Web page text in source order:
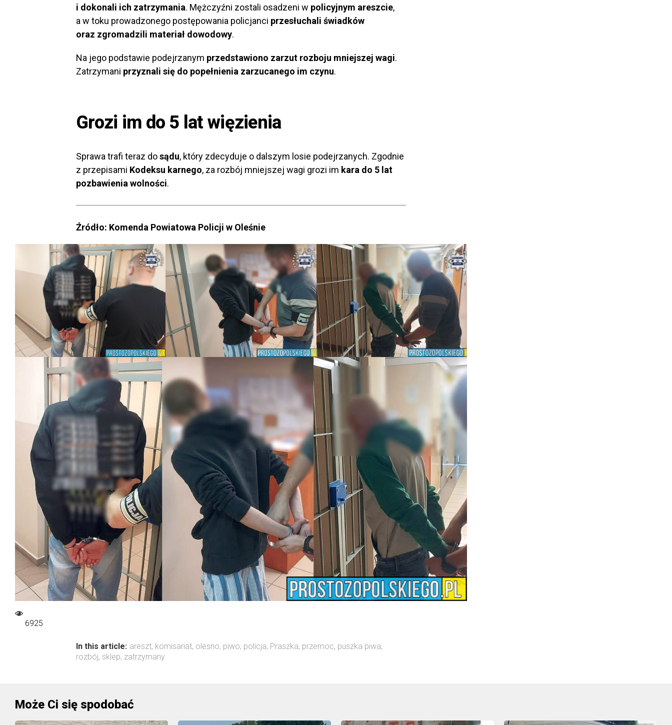
i dokonali ich zatrzymania. Mężczyźni zostali osadzeni w policyjnym areszcie,
a w toku prowadzonego postępowania policjanci przesłuchali świadków
oraz zgromadzili materiał dowodowy.
Na jego podstawie podejrzanym przedstawiono zarzut rozboju mniejszej wagi.
Zatrzymani przyznali się do popełnienia zarzucanego im czynu.
Grozi im do 5 lat więzienia
Sprawa trafi teraz dosądu, który zdecyduje o dalszym losie podejrzanych. Zgodnie
z przepisami Kodeksu karnego, za rozbój mniejszej wagi grozi im kara do 5 lat
pozbawienia wolności.
Źródło: Komenda Powiatowa Policji w Oleśnie
6925
In this article: areszt, komisariat, olesno, piwo, policja, Praszka, przemoc, puszka piwa,
rozbój, sklep, zatrzymany
Może Ci się spodobać